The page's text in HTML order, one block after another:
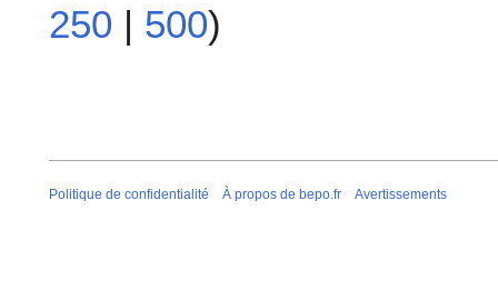
250 | 500)
Politique de confidentialité À propos de bepo.fr Avertissements